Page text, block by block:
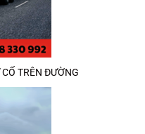
TRÊN ĐƯỜNG